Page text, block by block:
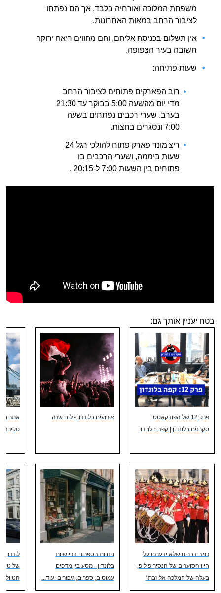
משפחת המלוכה ואורחיה בלבד, אך הם נפתחו
לציבור הרחב במאות האחרונות.
אין תשלום בכניסה אליהם, והם מהווים ריאה ירוקה
חשובה בעיר הצפופה.
שעות פתיחה:
רוב הפארקים פתוחים לציבור הרחב
מדי יום מהשעה 5:00 בבוקר עד 21:30
בערב. שערי רכבים נפתחים בשעה
7:00 ונסגרים בחצות.
ריצ'מונד פארק פתוח להולכי רגל 24
שעות ביממה, ושערי הרכבים בו
פתוחים בין השעות 7:00 ל-20:15 .
בטח יעניין אותך גם:
פרק 12 של הפודקאסט
סקרנים בלונדון | קפה בלונדון
אירועים בלונדון - לוח שנה
אתרים
סקירה
כמה דברים שלא ידעתם על
חייו הסוערים של הנסיך פיליפ,
בעלה של המלכה אליזבת׳
חנויות הספרים הכי שוות
בלונדון - מסע בין מדפים
עמוסים, ספרים, גיבורים ועוד...
לונדון
של
הטיול